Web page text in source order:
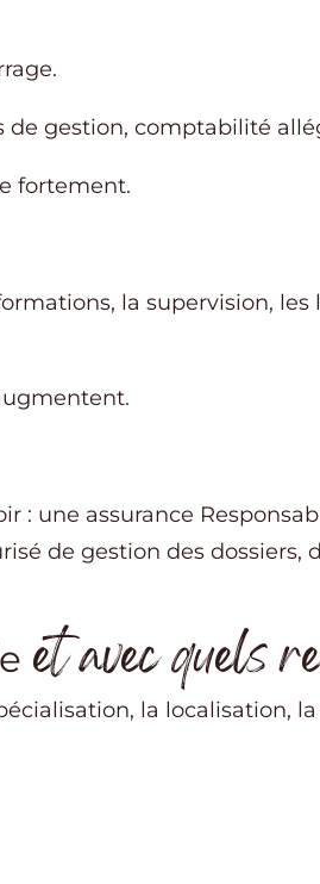
de gestion, comptabilité
fortement.
la supervision, les
: une assurance
de gestion des dossiers,
et avec quels
la localisation,